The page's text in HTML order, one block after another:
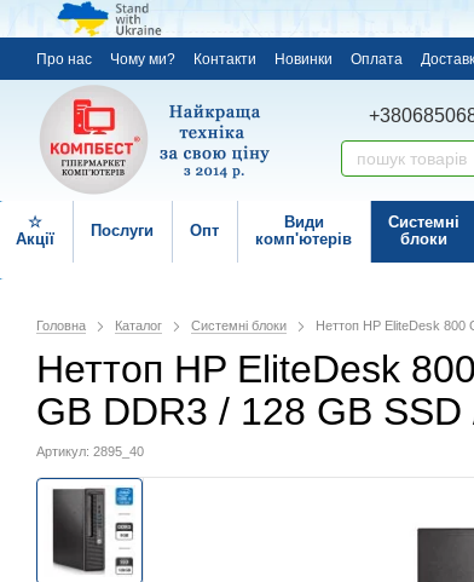
Про нас Чому ми? Контакти Новинки Оплата
☆
Акції
Послуги Опт
Види
комп'ютерів
Системні
блоки
Головна Каталог Системні блоки Неттоп HP EliteDesk 800
Неттоп HP EliteDesk
GB DDR3 / 128 GB
Артикул: 2895_40